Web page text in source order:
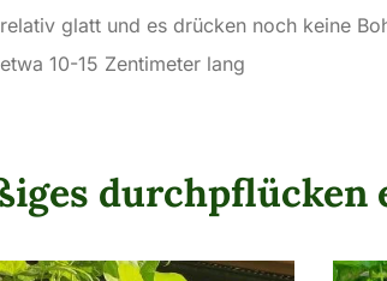
glatt und es drücken noch keine
10-15 Zentimeter lang
durchpflücken